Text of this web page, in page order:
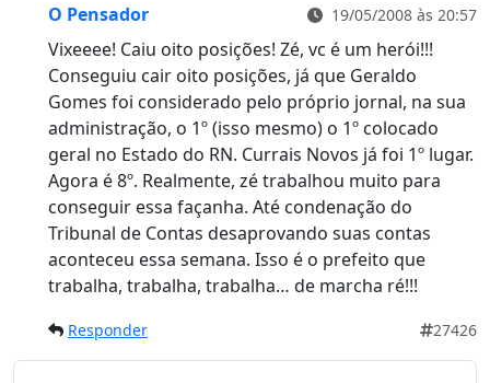
O Pensador 19/05/2008 às 20:57
Vixeeee! Caiu oito posições! Zé, vc é um herói!!!
Conseguiu cair oito posições, já que Geraldo
Gomes foi considerado pelo próprio jornal, na sua
administração, o 1º (isso mesmo) o 1º colocado
geral no Estado do RN. Currais Novos já foi 1º lugar.
Agora é 8º. Realmente, zé trabalhou muito para
conseguir essa façanha. Até condenação do
Tribunal de Contas desaprovando suas contas
aconteceu essa semana. Isso é o prefeito que
trabalha, trabalha, trabalha… de marcha ré!!!
Responder 27426